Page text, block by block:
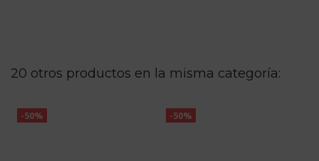
20 otros productos en la misma categoría:
-50% -50%